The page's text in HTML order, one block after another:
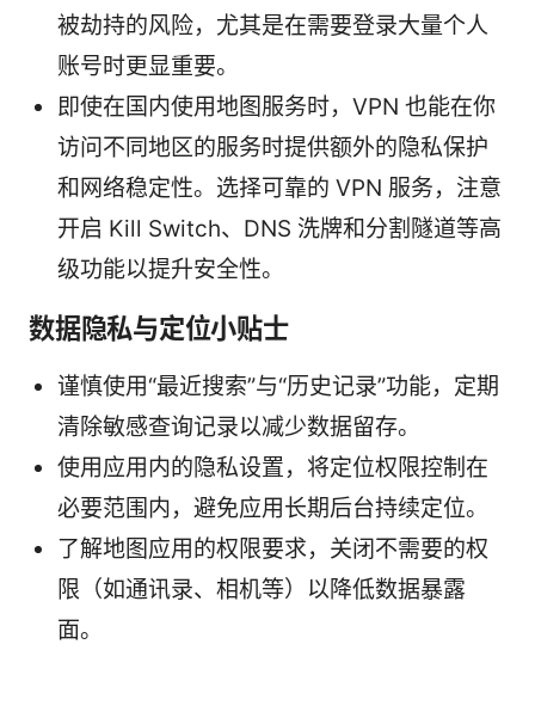
被劫持的风险，尤其是在需要登录大量个人
账号时更显重要。
即使在国内使用地图服务时，VPN 也能在你
访问不同地区的服务时提供额外的隐私保护
和网络稳定性。选择可靠的 VPN 服务，注意
开启 Kill Switch、DNS 洗牌和分割隧道等高
级功能以提升安全性。
数据隐私与定位小贴士
谨慎使用“最近搜索”与“历史记录”功能，定期
清除敏感查询记录以减少数据留存。
使用应用内的隐私设置，将定位权限控制在
必要范围内，避免应用长期后台持续定位。
了解地图应用的权限要求，关闭不需要的权
限（如通讯录、相机等）以降低数据暴露
面。